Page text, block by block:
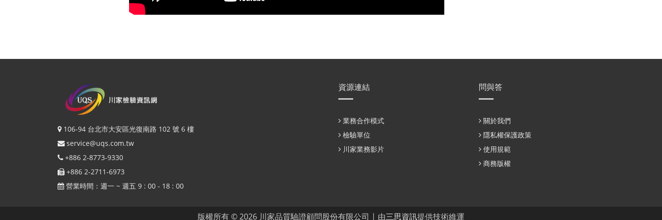
106-94 台北市大安區光復南路 102 號 6 樓
service@uqs.com.tw
+886 2-8773-9330
+886 2-2711-6973
營業時間：週一 ~ 週五 9 : 00 - 18 : 00
資源連結
業務合作模式
檢驗單位
川家業務影片
問與答
關於我們
隱私權保護政策
使用規範
商務版權
版權所有 © 2026 川家品質驗證顧問股份有限公司 | 由三思資訊提供技術維運